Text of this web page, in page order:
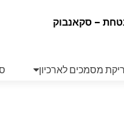
– סקאנבוק
מסמכים לארכיון